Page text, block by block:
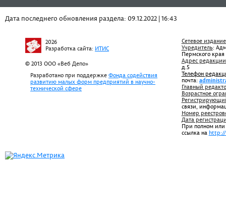
Дата последнего обновления раздела: 09.12.2022 | 16:43
2026
Разработка сайта: ИТИС
© 2013 ООО «Веб Депо»
Разработано при поддержке Фонда содействия
развитию малых форм предприятий в научно-
технической сфере
Сетевое
Учредитель:
Пермского края
Адрес
д.5
Телефон
почта:
Главный
Возрастное
связи,
Номер
Дата
При полном или
ссылка на http://